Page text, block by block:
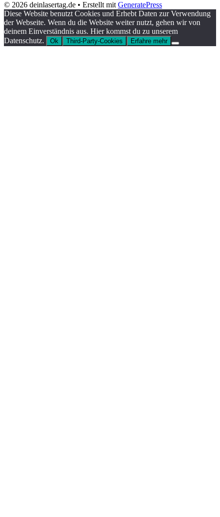
© 2026 deinlasertag.de • Erstellt mit GeneratePress
Diese Website benutzt Cookies und Erhebt Daten zur Verwendung
der Webseite. Wenn du die Website weiter nutzt, gehen wir von
deinem Einverständnis aus. Hier kommst du zu unserem
Datenschutz.
Ok Third-Party-Cookies Erfahre mehr